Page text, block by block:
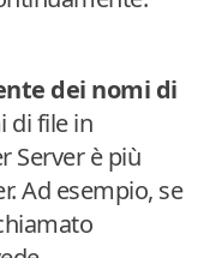
dei nomi di
di file in
Server è più
Ad esempio, se